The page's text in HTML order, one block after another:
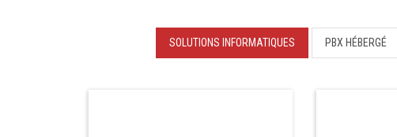
SOLUTIONS INFORMATIQUES PBX HÉBERGÉ